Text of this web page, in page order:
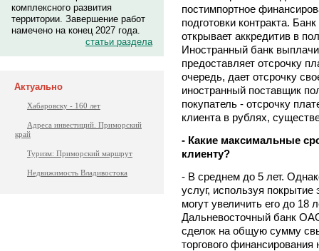
комплексного развития
территории. Завершение работ
намечено на конец 2027 года.
статьи раздела
Актуально
Хабаровску - 160 лет
Адреса инвестиций. Приморский
край
Туризм: Приморский маршрут
Недвижимость Владивостока
постимпортное
подготовки контракта.
открывает аккредитив в
Иностранный банк
предоставляет отсрочку
очередь, дает отсрочку
иностранный поставщик
покупатель - отсрочку
клиента в рублях,
- Какие максимальные
клиенту?
- В среднем до 5 лет.
услуг, используя
могут увеличить его до 18
Дальневосточный банк
сделок на общую сумму
торгового